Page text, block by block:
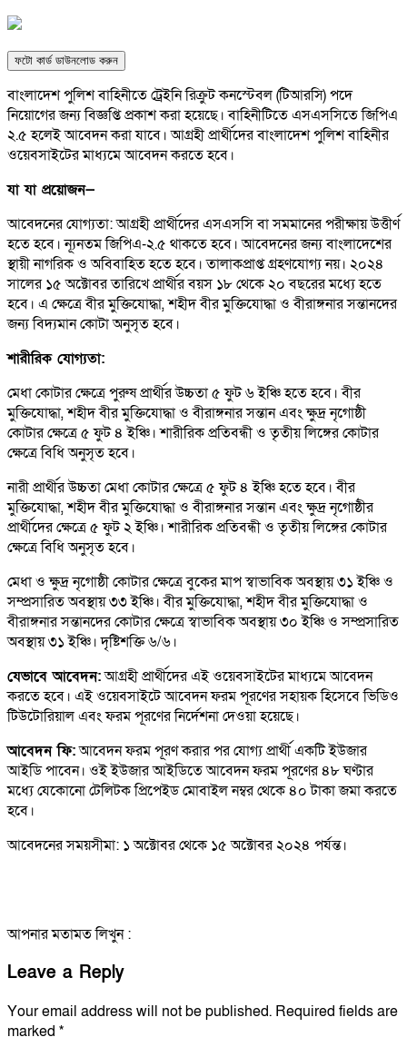
ফটো কার্ড ডাউনলোড করুন
বাংলাদেশ পুলিশ বাহিনীতে ট্রেইনি রিক্রুট কনস্টেবল (টিআরসি) পদে
নিয়োগের জন্য বিজ্ঞপ্তি প্রকাশ করা হয়েছে। বাহিনীটিতে এসএসসিতে জিপিএ
২.৫ হলেই আবেদন করা যাবে। আগ্রহী প্রার্থীদের বাংলাদেশ পুলিশ বাহিনীর
ওয়েবসাইটের মাধ্যমে আবেদন করতে হবে।
যা যা প্রয়োজন—
আবেদনের যোগ্যতা: আগ্রহী প্রার্থীদের এসএসসি বা সমমানের পরীক্ষায় উত্তীর্ণ
হতে হবে। ন্যূনতম জিপিএ-২.৫ থাকতে হবে। আবেদনের জন্য বাংলাদেশের
স্থায়ী নাগরিক ও অবিবাহিত হতে হবে। তালাকপ্রাপ্ত গ্রহণযোগ্য নয়। ২০২৪
সালের ১৫ অক্টোবর তারিখে প্রার্থীর বয়স ১৮ থেকে ২০ বছরের মধ্যে হতে
হবে। এ ক্ষেত্রে বীর মুক্তিযোদ্ধা, শহীদ বীর মুক্তিযোদ্ধা ও বীরাঙ্গনার সন্তানদের
জন্য বিদ্যমান কোটা অনুসৃত হবে।
শারীরিক যোগ্যতা:
মেধা কোটার ক্ষেত্রে পুরুষ প্রার্থীর উচ্চতা ৫ ফুট ৬ ইঞ্চি হতে হবে। বীর
মুক্তিযোদ্ধা, শহীদ বীর মুক্তিযোদ্ধা ও বীরাঙ্গনার সন্তান এবং ক্ষুদ্র নৃগোষ্ঠী
কোটার ক্ষেত্রে ৫ ফুট ৪ ইঞ্চি। শারীরিক প্রতিবন্ধী ও তৃতীয় লিঙ্গের কোটার
ক্ষেত্রে বিধি অনুসৃত হবে।
নারী প্রার্থীর উচ্চতা মেধা কোটার ক্ষেত্রে ৫ ফুট ৪ ইঞ্চি হতে হবে। বীর
মুক্তিযোদ্ধা, শহীদ বীর মুক্তিযোদ্ধা ও বীরাঙ্গনার সন্তান এবং ক্ষুদ্র নৃগোষ্ঠীর
প্রার্থীদের ক্ষেত্রে ৫ ফুট ২ ইঞ্চি। শারীরিক প্রতিবন্ধী ও তৃতীয় লিঙ্গের কোটার
ক্ষেত্রে বিধি অনুসৃত হবে।
মেধা ও ক্ষুদ্র নৃগোষ্ঠী কোটার ক্ষেত্রে বুকের মাপ স্বাভাবিক অবস্থায় ৩১ ইঞ্চি ও
সম্প্রসারিত অবস্থায় ৩৩ ইঞ্চি। বীর মুক্তিযোদ্ধা, শহীদ বীর মুক্তিযোদ্ধা ও
বীরাঙ্গনার সন্তানদের কোটার ক্ষেত্রে স্বাভাবিক অবস্থায় ৩০ ইঞ্চি ও সম্প্রসারিত
অবস্থায় ৩১ ইঞ্চি। দৃষ্টিশক্তি ৬/৬।
যেভাবে আবেদন:আগ্রহী প্রার্থীদের এই ওয়েবসাইটের মাধ্যমে আবেদন
করতে হবে। এই ওয়েবসাইটে আবেদন ফরম পূরণের সহায়ক হিসেবে ভিডিও
টিউটোরিয়াল এবং ফরম পূরণের নির্দেশনা দেওয়া হয়েছে।
আবেদন ফি:আবেদন ফরম পূরণ করার পর যোগ্য প্রার্থী একটি ইউজার
আইডি পাবেন। ওই ইউজার আইডিতে আবেদন ফরম পূরণের ৪৮ ঘণ্টার
মধ্যে যেকোনো টেলিটক প্রিপেইড মোবাইল নম্বর থেকে ৪০ টাকা জমা করতে
হবে।
আবেদনের সময়সীমা: ১ অক্টোবর থেকে ১৫ অক্টোবর ২০২৪ পর্যন্ত।
আপনার মতামত লিখুন :
Leave a Reply
Your email address will not be published. Required fields are
marked *